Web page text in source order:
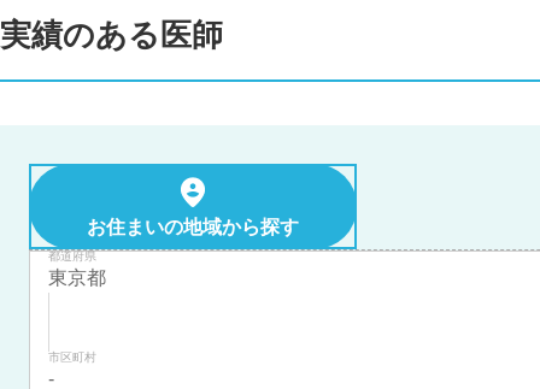
実績のある医師
お住まいの地域から探す
都道府県
市区町村